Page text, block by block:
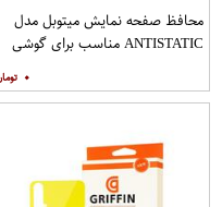
محافظ صفحه نمایش میتوبل مدل
ANTISTATIC مناسب برای گوشی
۰